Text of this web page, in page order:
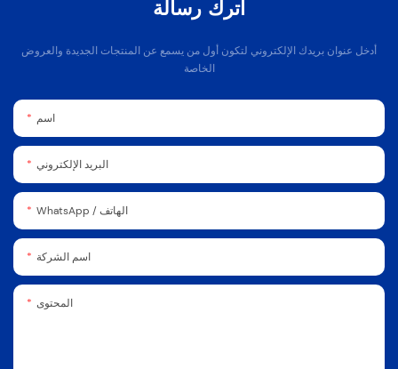
اترك رسالة
أدخل عنوان بريدك الإلكتروني لتكون أول من يسمع عن المنتجات الجديدة والعروض
الخاصة
اسم
البريد الإلكتروني
WhatsApp / الهاتف
اسم الشركة
المحتوى